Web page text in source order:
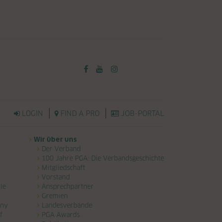
LOGIN FIND A PRO JOB-PORTAL
Wir über uns
Der Verband
100 Jahre PGA: Die Verbandsgeschichte
Mitgliedschaft
Vorstand
Ansprechpartner
Gremien
Landesverbände
PGA Awards